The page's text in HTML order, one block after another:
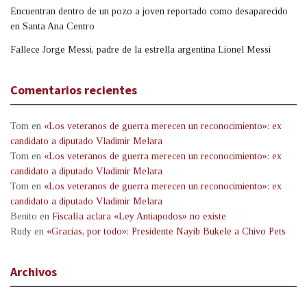
Encuentran dentro de un pozo a joven reportado como desaparecido
en Santa Ana Centro
Fallece Jorge Messi, padre de la estrella argentina Lionel Messi
Comentarios recientes
Tom en «Los veteranos de guerra merecen un reconocimiento»: ex
candidato a diputado Vladimir Melara
Tom en «Los veteranos de guerra merecen un reconocimiento»: ex
candidato a diputado Vladimir Melara
Tom en «Los veteranos de guerra merecen un reconocimiento»: ex
candidato a diputado Vladimir Melara
Benito en Fiscalía aclara «Ley Antiapodos» no existe
Rudy en «Gracias, por todo»: Presidente Nayib Bukele a Chivo Pets
Archivos